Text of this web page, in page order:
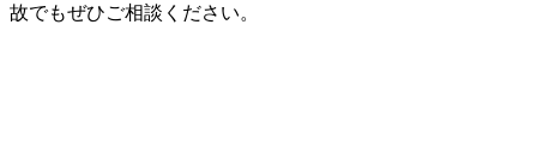
故でもぜひご相談ください。